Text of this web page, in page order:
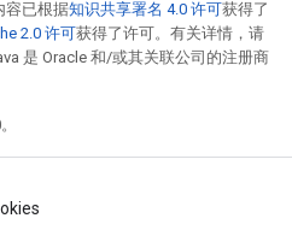
容已根据知识共享署名 4.0 许可获得了
2.0 许可获得了许可。有关详情，请
是 Oracle 和/或其关联公司的注册商